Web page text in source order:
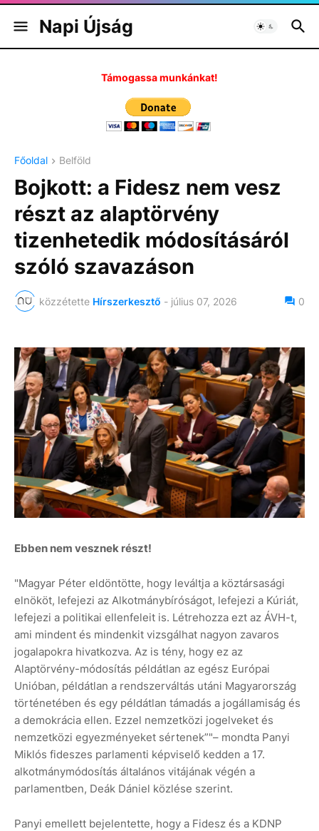
Napi Újság
Támogassa munkánkat!
Főoldal Belföld
Bojkott: a Fidesz nem vesz
részt az alaptörvény
tizenhetedik módosításáról
szóló szavazáson
közzétette Hírszerkesztő - július 07, 2026 0
Ebben nem vesznek részt!
"Magyar Péter eldöntötte, hogy leváltja a köztársasági
elnököt, lefejezi az Alkotmánybíróságot, lefejezi a Kúriát,
lefejezi a politikai ellenfeleit is. Létrehozza ezt az ÁVH-t,
ami mindent és mindenkit vizsgálhat nagyon zavaros
jogalapokra hivatkozva. Az is tény, hogy ez az
Alaptörvény-módosítás példátlan az egész Európai
Unióban, példátlan a rendszerváltás utáni Magyarország
történetében és egy példátlan támadás a jogállamiság és
a demokrácia ellen. Ezzel nemzetközi jogelveket és
nemzetközi egyezményeket sértenek”"– mondta Panyi
Miklós fideszes parlamenti képviselő kedden a 17.
alkotmánymódosítás általános vitájának végén a
parlamentben, Deák Dániel közlése szerint.
Panyi emellett bejelentette, hogy a Fidesz és a KDNP